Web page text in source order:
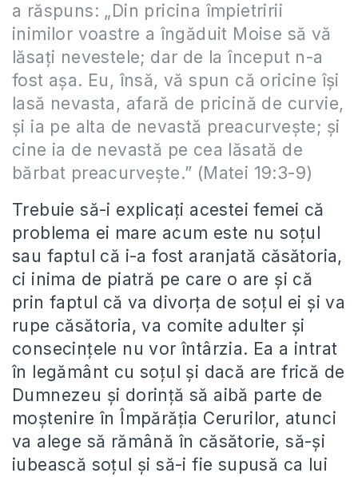
a răspuns: „Din pricina împietririi
inimilor voastre a îngăduit Moise să vă
lăsaţi nevestele; dar de la început n-a
fost aşa. Eu, însă, vă spun că oricine îşi
lasă nevasta, afară de pricină de curvie,
şi ia pe alta de nevastă preacurveşte; şi
cine ia de nevastă pe cea lăsată de
bărbat preacurveşte.” (Matei 19:3-9)
Trebuie să-i explicați acestei femei că
problema ei mare acum este nu soțul
sau faptul că i-a fost aranjată căsătoria,
ci inima de piatră pe care o are și că
prin faptul că va divorța de soțul ei și va
rupe căsătoria, va comite adulter și
consecințele nu vor întârzia. Ea a intrat
în legământ cu soțul și dacă are frică de
Dumnezeu și dorință să aibă parte de
moștenire în Împărăția Cerurilor, atunci
va alege să rămână în căsătorie, să-și
iubească soțul și să-i fie supusă ca lui